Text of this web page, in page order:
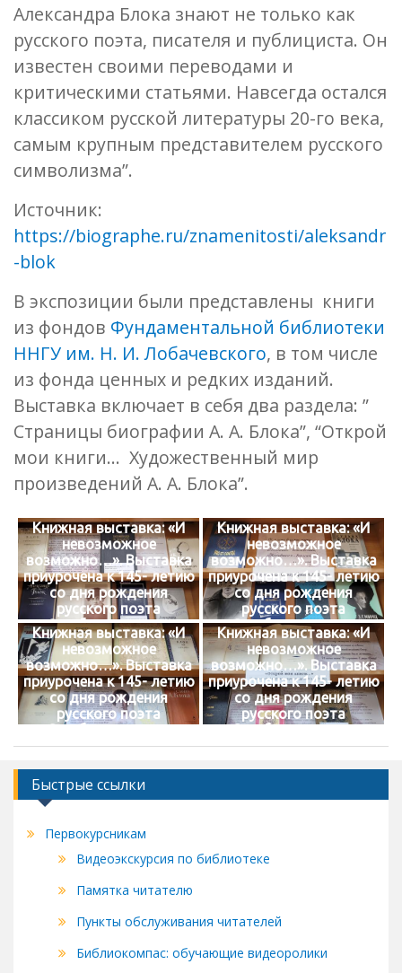
Александра Блока знают не только как
русского поэта, писателя и публициста. Он
известен своими переводами и
критическими статьями. Навсегда остался
классиком русской литературы 20-го века,
самым крупным представителем русского
символизма”.
Источник:
https://biographe.ru/znamenitosti/aleksandr
-blok
В экспозиции были представлены книги
из фондов Фундаментальной библиотеки
ННГУ им. Н. И. Лобачевского, в том числе
из фонда ценных и редких изданий.
Выставка включает в себя два раздела: ”
Страницы биографии А. А. Блока”, “Открой
мои книги… Художественный мир
произведений А. А. Блока”.
Книжная выставка: «И
невозможное
возможно…». Выставка
приурочена к 145- летию
со дня рождения
русского поэта
Серебряного века,
писателя, публициста
Александра
Александровича Блока
(1880 - 1921).
Книжная выставка: «И
невозможное
возможно…». Выставка
приурочена к 145- летию
со дня рождения
русского поэта
Серебряного века,
писателя, публициста
Александра
Александровича Блока
(1880 - 1921).
Книжная выставка: «И
невозможное
возможно…». Выставка
приурочена к 145- летию
со дня рождения
русского поэта
Серебряного века,
писателя, публициста
Александровича Блока
(1880 - 1921).
Книжная выставка: «И
невозможное
возможно…». Выставка
приурочена к 145- летию
со дня рождения
русского поэта
Серебряного века,
писателя, публициста
Быстрые ссылки
Первокурсникам
Видеоэкскурсия по библиотеке
Памятка читателю
Пункты обслуживания читателей
Библиокомпас: обучающие видеоролики